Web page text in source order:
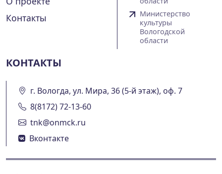
Контакты
Министерство
культуры
Вологодской
области
КОНТАКТЫ
г. Вологда, ул. Мира, 36 (5-й этаж), оф. 7
8(8172) 72-13-60
tnk@onmck.ru
Вконтакте